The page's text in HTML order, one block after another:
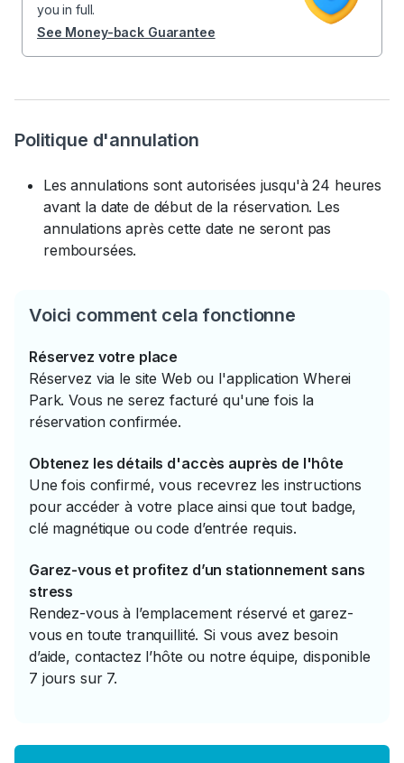
Politique d'annulation
Les annulations sont autorisées jusqu'à 24 heures
avant la date de début de la réservation. Les
annulations après cette date ne seront pas
remboursées.
Voici comment cela fonctionne
Réservez votre place
Réservez via le site Web ou l'application Wherei
Park. Vous ne serez facturé qu'une fois la
réservation confirmée.
Obtenez les détails d'accès auprès de l'hôte
Une fois confirmé, vous recevrez les instructions
pour accéder à votre place ainsi que tout badge,
clé magnétique ou code d’entrée requis.
Garez-vous et profitez d’un stationnement sans
stress
Rendez-vous à l’emplacement réservé et garez-
vous en toute tranquillité. Si vous avez besoin
d’aide, contactez l’hôte ou notre équipe, disponible
7 jours sur 7.
you in full.
See Money-back Guarantee